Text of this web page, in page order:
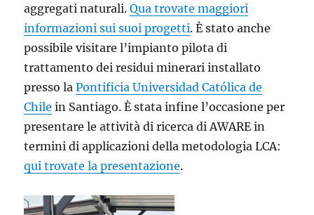
aggregati naturali.Qua trovate maggiori
informazioni sui suoi progetti. È stato anche
possibile visitare l’impianto pilota di
trattamento dei residui minerari installato
presso laPontificia Universidad Católica de
Chile in Santiago. È stata infine l’occasione per
presentare le attività di ricerca di AWARE in
termini di applicazioni della metodologia LCA:
qui trovate la presentazione.